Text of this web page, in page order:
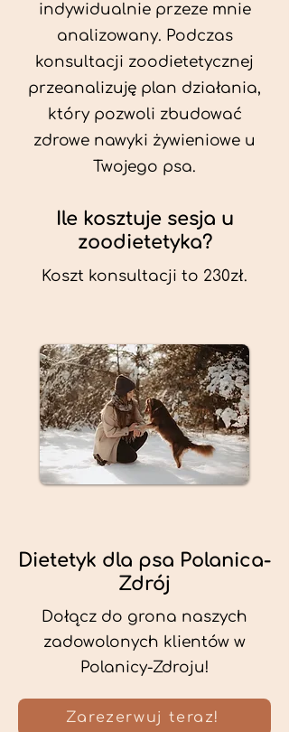
indywidualnie przeze mnie
analizowany. Podczas
konsultacji zoodietetycznej
przeanalizuję plan działania,
który pozwoli zbudować
zdrowe nawyki żywieniowe u
Twojego psa.
Ile kosztuje sesja u
zoodietetyka?
Koszt konsultacji to 230zł.
Dietetyk dla psa Polanica-
Zdrój
Dołącz do grona naszych
zadowolonych klientów w
Polanicy-Zdroju!
Zarezerwuj teraz!